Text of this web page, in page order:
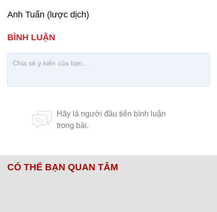
Anh Tuấn (lược dịch)
CÓ THỂ BẠN QUAN TÂM